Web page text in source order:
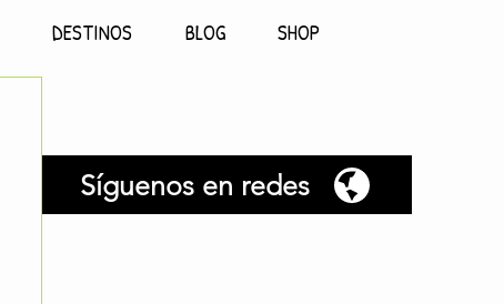
DESTINOS BLOG SHOP
Síguenos en redes